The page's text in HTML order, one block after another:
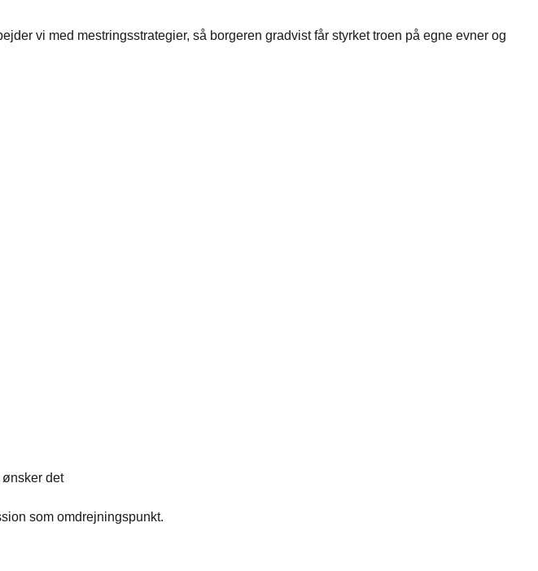
vi med mestringsstrategier, så borgeren gradvist får styrket troen på egne evner og
det
som omdrejningspunkt.